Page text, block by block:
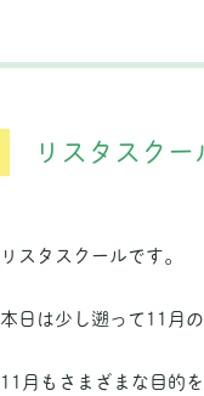
リスタスクー
リスタスクールです。
本日は少し遡って11月
11月もさまざまな目的